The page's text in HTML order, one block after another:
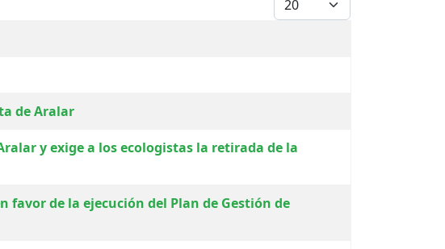
de Aralar
y exige a los ecologistas la retirada de la
de la ejecución del Plan de Gestión de